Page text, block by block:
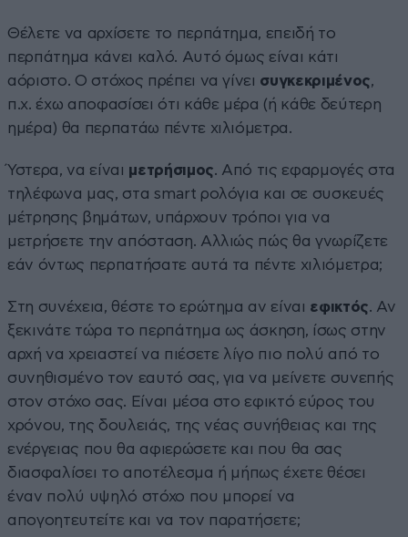
Θέλετε να αρχίσετε το περπάτημα, επειδή το
περπάτημα κάνει καλό. Αυτό όμως είναι κάτι
αόριστο. Ο στόχος πρέπει να γίνει συγκεκριμένος,
π.χ. έχω αποφασίσει ότι κάθε μέρα (ή κάθε δεύτερη
ημέρα) θα περπατάω πέντε χιλιόμετρα.
Ύστερα, να είναι μετρήσιμος. Από τις εφαρμογές στα
τηλέφωνα μας, στα smart ρολόγια και σε συσκευές
μέτρησης βημάτων, υπάρχουν τρόποι για να
μετρήσετε την απόσταση. Αλλιώς πώς θα γνωρίζετε
εάν όντως περπατήσατε αυτά τα πέντε χιλιόμετρα;
Στη συνέχεια, θέστε το ερώτημα αν είναι εφικτός. Αν
ξεκινάτε τώρα το περπάτημα ως άσκηση, ίσως στην
αρχή να χρειαστεί να πιέσετε λίγο πιο πολύ από το
συνηθισμένο τον εαυτό σας, για να μείνετε συνεπής
στον στόχο σας. Είναι μέσα στο εφικτό εύρος του
χρόνου, της δουλειάς, της νέας συνήθειας και της
ενέργειας που θα αφιερώσετε και που θα σας
διασφαλίσει το αποτέλεσμα ή μήπως έχετε θέσει
έναν πολύ υψηλό στόχο που μπορεί να
απογοητευτείτε και να τον παρατήσετε;